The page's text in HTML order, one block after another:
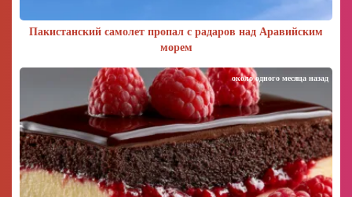
Пакистанский самолет пропал с радаров над Аравийским
морем
около одного месяца назад